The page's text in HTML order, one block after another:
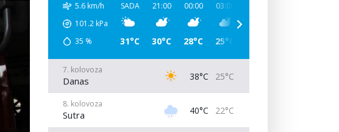
5.6 km/h
101.2kPa
35 %
SADA
31°C
21:00
30°C
00:00
28°C
03:00
25°C
7. kolovoza
Danas 38°C 25°C
8. kolovoza
Sutra 40°C 22°C